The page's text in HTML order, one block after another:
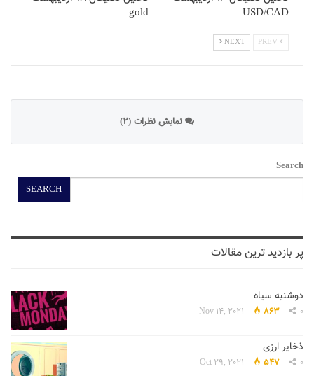
gold
USD/CAD
NEXT
نمایش نظرات (2)
Search
SEARCH
پر بازدید ترین مقالات
دوشنبه سیاه
Nov 14, 2021 863 0
ذخایر ارزی
Oct 29, 2021 547 0